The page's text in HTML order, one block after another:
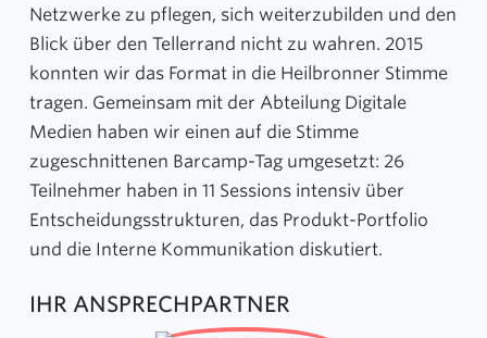
KONTAKT
Netzwerke zu pflegen, sich weiterzubilden und den
Blick über den Tellerrand nicht zu wahren. 2015
konnten wir das Format in die Heilbronner Stimme
tragen. Gemeinsam mit der Abteilung Digitale
Medien haben wir einen auf die Stimme
zugeschnittenen Barcamp-Tag umgesetzt: 26
Teilnehmer haben in 11 Sessions intensiv über
Entscheidungsstrukturen, das Produkt-Portfolio
und die Interne Kommunikation diskutiert.
IHR ANSPRECHPARTNER